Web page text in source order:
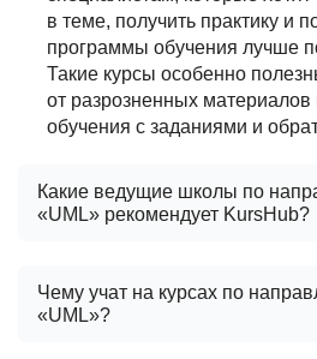
в теме, получить практику и
программы обучения лучше
Такие курсы особенно
от разрозненных материалов
обучения с заданиями и
Какие ведущие школы по
«UML» рекомендует KursHub?
Чему учат на курсах по
«UML»?